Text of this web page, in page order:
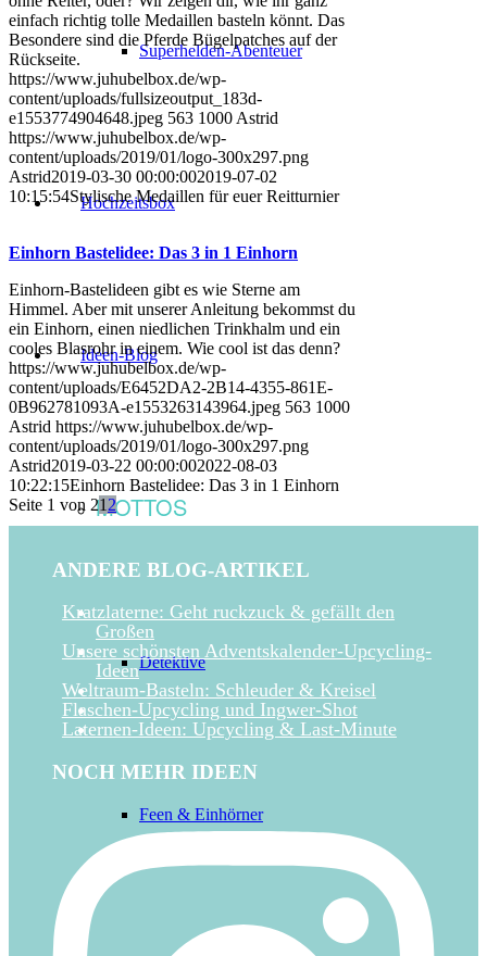
Superhelden-Abenteuer
Hochzeitsbox
Ideen-Blog
MOTTOS
Detektive
Feen & Einhörner
einfach richtig tolle Medaillen basteln könnt. Das
Besondere sind die Pferde Bügelpatches auf der
Rückseite.
https://www.juhubelbox.de/wp-
content/uploads/fullsizeoutput_183d-
e1553774904648.jpeg 563 1000 Astrid
https://www.juhubelbox.de/wp-
content/uploads/2019/01/logo-300x297.png
Astrid2019-03-30 00:00:002019-07-02
10:15:54Stylische Medaillen für euer Reitturnier
Einhorn Bastelidee: Das 3 in 1 Einhorn
Einhorn-Bastelideen gibt es wie Sterne am
Himmel. Aber mit unserer Anleitung bekommst du
ein Einhorn, einen niedlichen Trinkhalm und ein
cooles Blasrohr in einem. Wie cool ist das denn?
https://www.juhubelbox.de/wp-
content/uploads/E6452DA2-2B14-4355-861E-
0B962781093A-e1553263143964.jpeg 563 1000
Astrid https://www.juhubelbox.de/wp-
content/uploads/2019/01/logo-300x297.png
Astrid2019-03-22 00:00:002022-08-03
10:22:15Einhorn Bastelidee: Das 3 in 1 Einhorn
Seite 1 von 21 2
ANDERE BLOG-ARTIKEL
Kratzlaterne: Geht ruckzuck & gefällt den
Großen
Unsere schönsten Adventskalender-Upcycling-
Ideen
Weltraum-Basteln: Schleuder & Kreisel
Flaschen-Upcycling und Ingwer-Shot
Laternen-Ideen: Upcycling & Last-Minute
NOCH MEHR IDEEN